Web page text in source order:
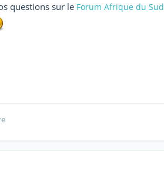
questions sur le Forum Afrique du Sud